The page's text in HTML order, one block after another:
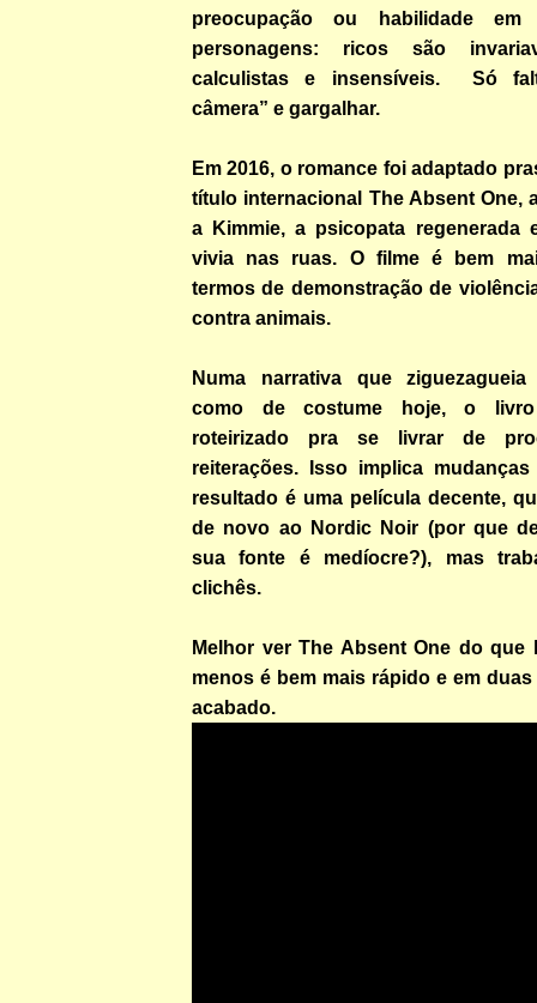
preocupação ou habilidade em
personagens: ricos são
calculistas e insensíveis. Só
câmera” e gargalhar.
Em 2016, o romance foi adaptado
título internacional The Absent One,
a Kimmie, a psicopata regenerada
vivia nas ruas. O filme é bem
termos de demonstração de
contra animais.
Numa narrativa que ziguezagueia
como de costume hoje, o
roteirizado pra se livrar de
reiterações. Isso implica
resultado é uma película decente,
de novo ao Nordic Noir (por que
sua fonte é medíocre?), mas
clichês.
Melhor ver The Absent One do que
menos é bem mais rápido e em
acabado.